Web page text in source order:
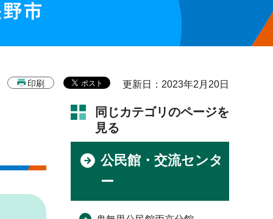
印刷 更新日：2023年2月20日
同じカテゴリのページを
見る
公民館・交流センタ
ー